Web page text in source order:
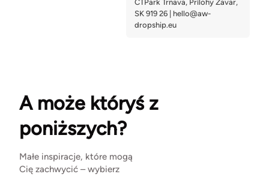
A może któryś z
poniższych?
Małe inspiracje, które mogą
Cię zachwycić – wybierz